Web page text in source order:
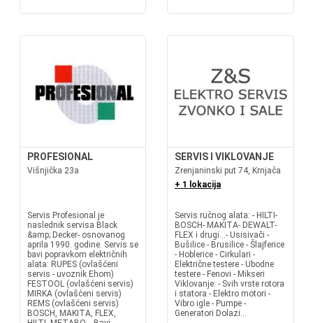
PROFESIONAL
Višnjička 23a
Servis Profesional je
naslednik servisa Black
&amp; Decker- osnovanog
aprila 1990. godine. Servis se
bavi popravkom električnih
alata: RUPES (ovlašćeni
servis - uvoznik Ehom)
FESTOOL (ovlašćeni servis)
MIRKA (ovlašćeni servis)
REMS (ovlašćeni servis)
BOSCH, MAKITA, FLEX,
SERVIS I VIKLOVANJE
Zrenjaninski put 74, Krnjača
+ 1 lokacija
Servis ručnog alata: - HILTI-
BOSCH- MAKITA- DEWALT-
FLEX i drugi...- Usisivači -
Bušilice - Brusilice - Šlajferice
- Hoblerice - Cirkulari -
Električne testere - Ubodne
testere - Fenovi - Mikseri
Viklovanje: - Svih vrste rotora
i statora - Elektro motori -
Vibro igle - Pumpe -
Generatori Dolazi...